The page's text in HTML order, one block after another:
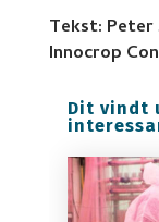
Tekst: Peter
Innocrop
Dit vindt